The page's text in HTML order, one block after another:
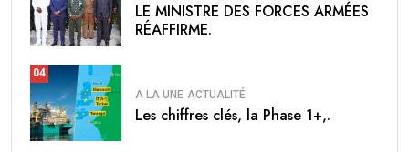
LE MINISTRE DES FORCES ARMÉES
RÉAFFIRME.
04
A LA UNE ACTUALITÉ
Les chiffres clés, la Phase 1+,.